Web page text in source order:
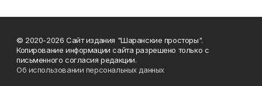
© 2020-2026 Сайт издания "Шаранские просторы".
Копирование информации сайта разрешено только с
письменного согласия редакции.
Об использовании персональных данных